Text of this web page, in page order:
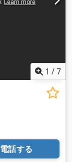
1 /7
電話する